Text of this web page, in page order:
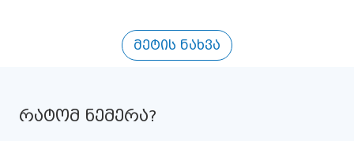
მეტის ნახვა
რატომ ნემერა?